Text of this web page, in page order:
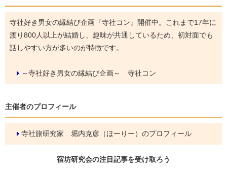
寺社好き男女の縁結び企画『寺社コン』開催中。これまで17年に
渡り800人以上が結婚し、趣味が共通しているため、初対面でも
話しやすい方が多いのが特徴です。
～寺社好き男女の縁結び企画～ 寺社コン
主催者のプロフィール
寺社旅研究家 堀内克彦（ほーりー）のプロフィール
宿坊研究会の注目記事を受け取ろう